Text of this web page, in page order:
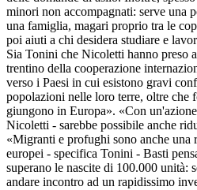
minori non accompagnati: serve una
una famiglia, magari proprio tra le
poi aiuti a chi desidera studiare e
Sia Tonini che Nicoletti hanno preso
trentino della cooperazione
verso i Paesi in cui esistono gravi
popolazioni nelle loro terre, oltre che
giungono in Europa». «Con
Nicoletti - sarebbe possibile anche
«Migranti e profughi sono anche una
europei - specifica Tonini - Basti
superano le nascite di 100.000 unità:
andare incontro ad un rapidissimo